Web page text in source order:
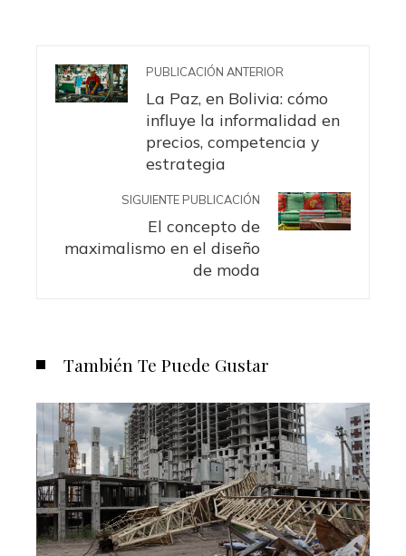
PUBLICACIÓN ANTERIOR
La Paz, en Bolivia: cómo
influye la informalidad en
precios, competencia y
estrategia
SIGUIENTE PUBLICACIÓN
El concepto de
maximalismo en el diseño
de moda
También Te Puede Gustar